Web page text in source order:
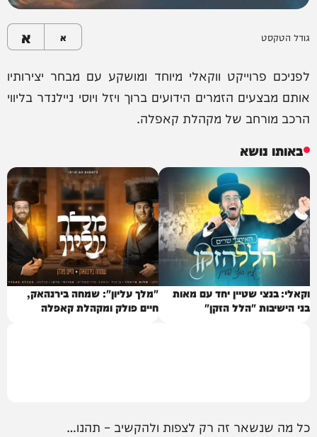
גודל הטקסט א א
לפניכם פרוייקט ווקאלי מיוחד ומושקע עם מבחר יצירותיו
אותם מבצעים הזמרים הידועים ברוך ויזל ויוסי ניילנדר בליווי
הרכב מורחב של מקהלת קאפלה.
באותו נושא
וקאלי: בנצי שטיין יחד עם מאות
בני הישיבות "הלל הזקן"
"מלך עליון": שמחה בירנהאק,
חיים פולק ומקהלת קאפלה
כל מה שנשאר זה רק לצפות ולהקשיב – תהנו…